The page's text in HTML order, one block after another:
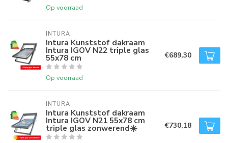
Op voorraad
INTURA
Intura Kunststof dakraam
Intura IGOV N22 triple glas
55x78 cm
Op voorraad
€689,30
INTURA
Intura Kunststof dakraam
Intura IGOV N21 55x78 cm
triple glas zonwerend☀️ €730,18